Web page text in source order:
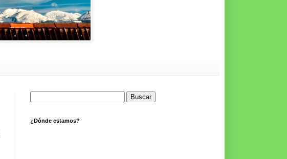
¿Dónde estamos?